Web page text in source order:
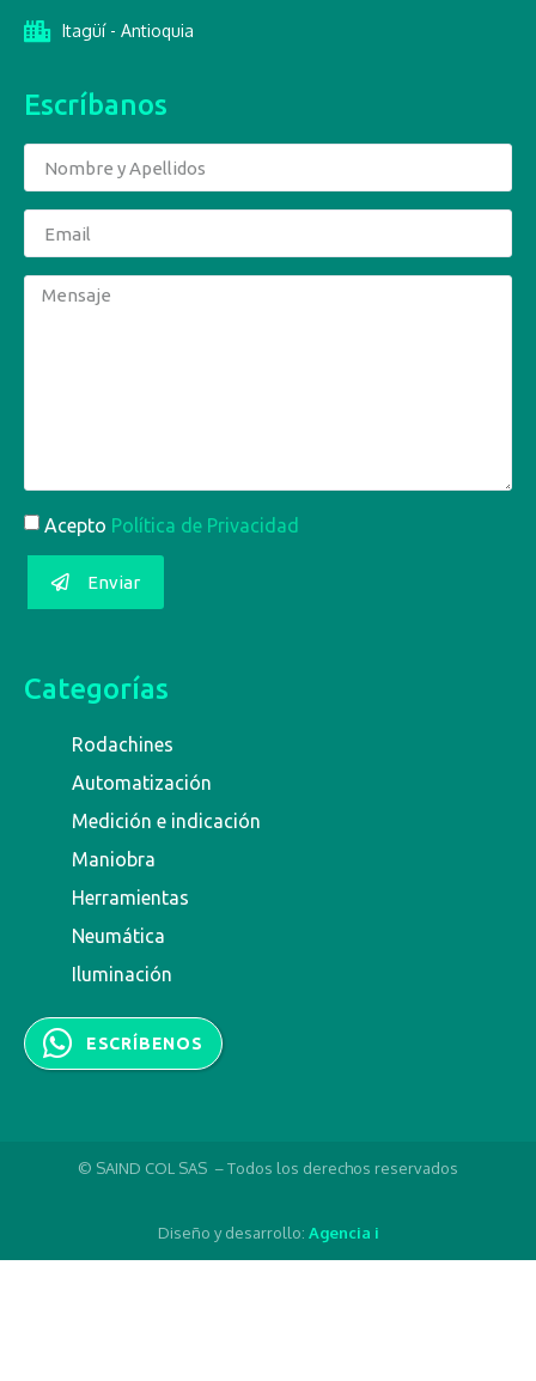
Itagüí - Antioquia
Escríbanos
Acepto Política de Privacidad
Enviar
Categorías
Rodachines
Automatización
Medición e indicación
Maniobra
Herramientas
Neumática
Iluminación
ESCRÍBENOS
© SAIND COL SAS – Todos los derechos reservados
Diseño y desarrollo: Agencia i